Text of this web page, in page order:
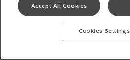
Accept All Cookies
Cookies Settings